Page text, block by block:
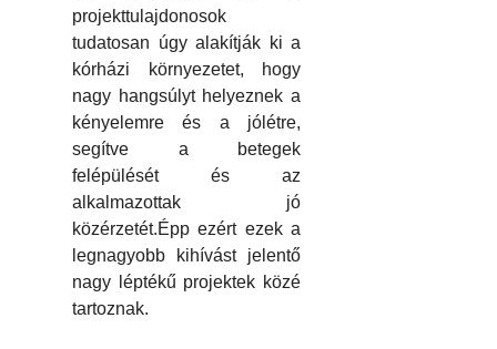
projekttulajdonosok
tudatosan úgy alakítják ki a
kórházi környezetet, hogy
nagy hangsúlyt helyeznek a
kényelemre és a jólétre,
segítve a betegek
felépülését és az
alkalmazottak jó
közérzetét.Épp ezért ezek a
legnagyobb kihívást jelentő
nagy léptékű projektek közé
tartoznak.